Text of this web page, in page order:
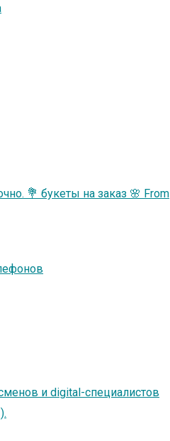
💐 букеты на заказ 🌸 From
и digital-специалистов